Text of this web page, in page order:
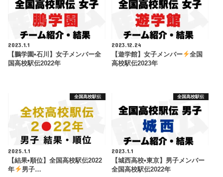
2023.1.1
【鵬学園•石川】女子メンバー全
国高校駅伝2022年
2023.12.24
【遊学館】女子メンバー
全国
高校駅伝2023年
全国高校駅伝
2025.1.1
【結果•順位】全国高校駅伝2022
年
男子…
全国高校駅伝
2023.1.1
【城西高校•東京】男子メンバー
全国高校駅伝2022年